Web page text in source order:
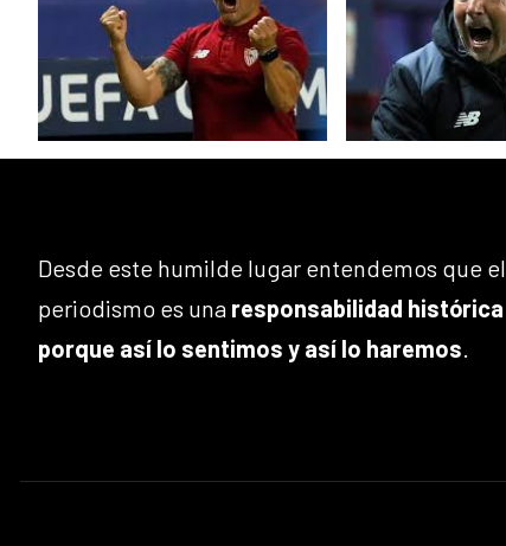
Desde este humilde lugar entendemos que el
periodismo es una responsabilidad histórica
porque así lo sentimos y así lo haremos.